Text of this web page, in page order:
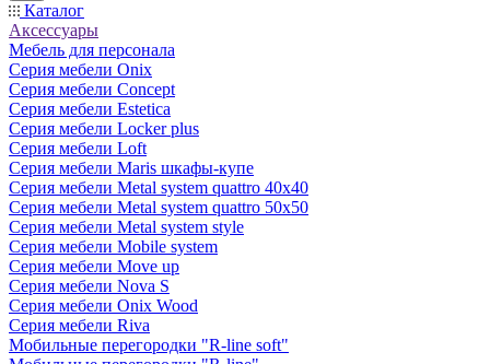
Каталог
Аксессуары
Мебель для персонала
Серия мебели Onix
Серия мебели Concept
Серия мебели Estetica
Серия мебели Locker plus
Серия мебели Loft
Серия мебели Maris шкафы-купе
Серия мебели Metal system quattro 40x40
Серия мебели Metal system quattro 50x50
Серия мебели Metal system style
Серия мебели Mobile system
Серия мебели Move up
Серия мебели Nova S
Серия мебели Onix Wood
Серия мебели Riva
Мобильные перегородки "R-line soft"